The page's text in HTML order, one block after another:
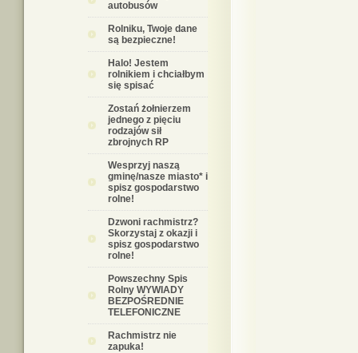
autobusów
Rolniku, Twoje dane
są bezpieczne!
Halo! Jestem
rolnikiem i chciałbym
się spisać
Zostań żołnierzem
jednego z pięciu
rodzajów sił
zbrojnych RP
Wesprzyj naszą
gminę/nasze miasto* i
spisz gospodarstwo
rolne!
Dzwoni rachmistrz?
Skorzystaj z okazji i
spisz gospodarstwo
rolne!
Powszechny Spis
Rolny WYWIADY
BEZPOŚREDNIE
TELEFONICZNE
Rachmistrz nie
zapuka!